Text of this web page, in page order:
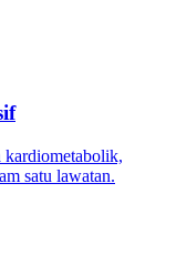
kardiometabolik,
satu lawatan.